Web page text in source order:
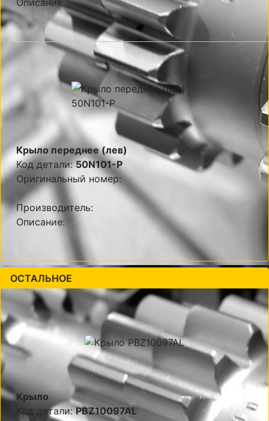
Описание:
Крыло переднее (лев)
Код детали:50N101-P
Оригинальный номер:
Производитель:
Описание:
ОСТАЛЬНОЕ
Крыло
Код детали:PBZ10097AL